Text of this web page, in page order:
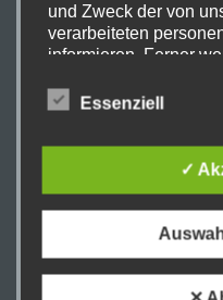
und Zweck der von
verarbeiteten
informieren. Ferner
zustehenden Rechte
Wir haben als für die
zahlreiche technische
Maßnahmen
lückenlosen Schutz
verarbeiteten
sicherzustellen.
Datenübertragungen
Essenziell
✓